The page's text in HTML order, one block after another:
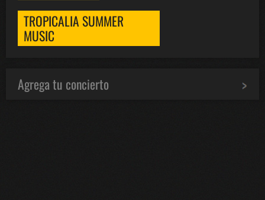
TROPICALIA SUMMER
MUSIC
Agrega tu concierto